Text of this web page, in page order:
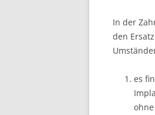
In der
den
es